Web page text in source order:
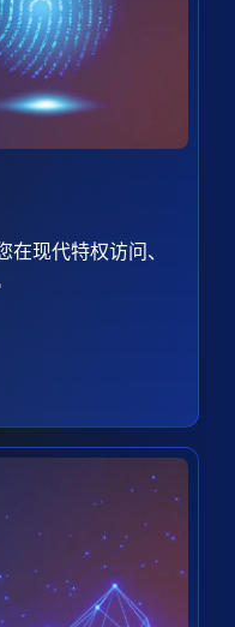
现代特权访问、